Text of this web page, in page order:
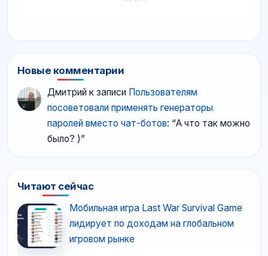
Новые комментарии
Дмитрий к записи Пользователям
посоветовали применять генераторы
паролей вместо чат-ботов: “А что так можно
было? )”
Читают сейчас
Мобильная игра ​Last War Survival Game
лидирует по доходам на глобальном
игровом рынке